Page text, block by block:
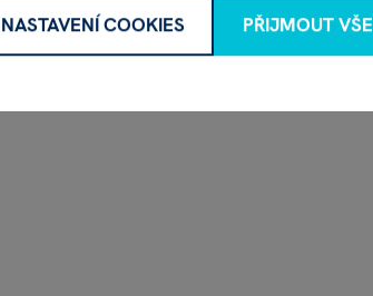
NASTAVENÍ COOKIES PŘIJMOUT VŠE